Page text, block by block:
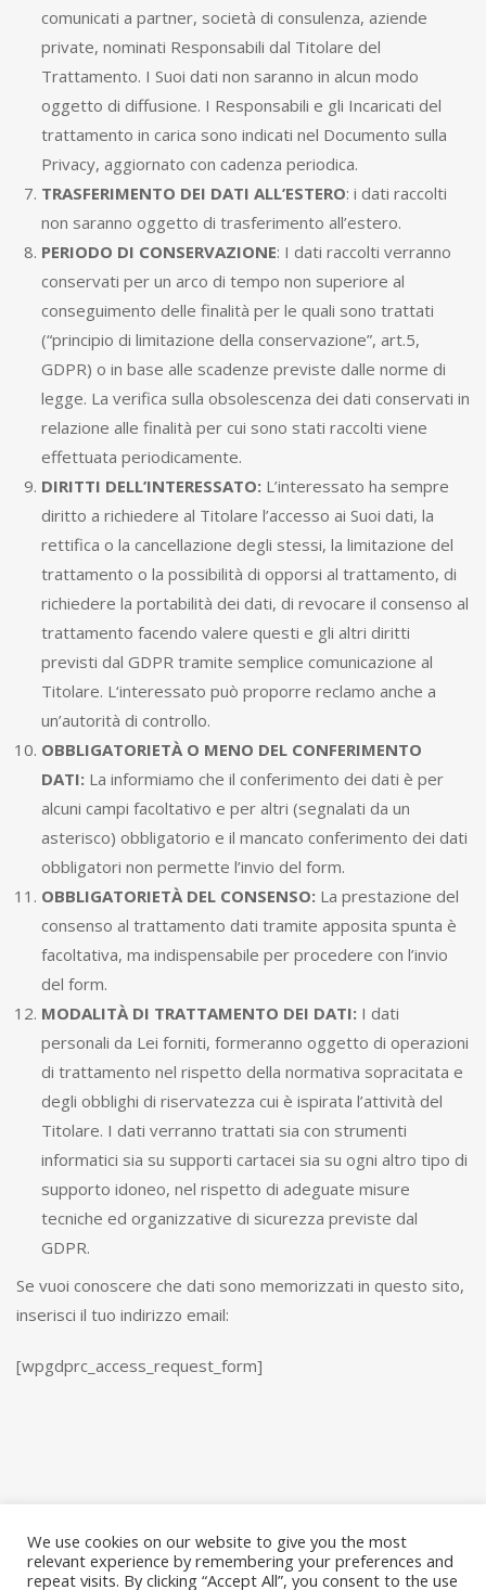
comunicati a partner, società di consulenza, aziende
private, nominati Responsabili dal Titolare del
Trattamento. I Suoi dati non saranno in alcun modo
oggetto di diffusione. I Responsabili e gli Incaricati del
trattamento in carica sono indicati nel Documento sulla
Privacy, aggiornato con cadenza periodica.
TRASFERIMENTO DEI DATI ALL’ESTERO: i dati raccolti
non saranno oggetto di trasferimento all’estero.
PERIODO DI CONSERVAZIONE: I dati raccolti verranno
conservati per un arco di tempo non superiore al
conseguimento delle finalità per le quali sono trattati
(“principio di limitazione della conservazione”, art.5,
GDPR) o in base alle scadenze previste dalle norme di
legge. La verifica sulla obsolescenza dei dati conservati in
relazione alle finalità per cui sono stati raccolti viene
effettuata periodicamente.
DIRITTI DELL’INTERESSATO:L’interessato ha sempre
diritto a richiedere al Titolare l’accesso ai Suoi dati, la
rettifica o la cancellazione degli stessi, la limitazione del
trattamento o la possibilità di opporsi al trattamento, di
richiedere la portabilità dei dati, di revocare il consenso al
trattamento facendo valere questi e gli altri diritti
previsti dal GDPR tramite semplice comunicazione al
Titolare. L‘interessato può proporre reclamo anche a
un’autorità di controllo.
OBBLIGATORIETÀ O MENO DEL CONFERIMENTO
DATI:La informiamo che il conferimento dei dati è per
alcuni campi facoltativo e per altri (segnalati da un
asterisco) obbligatorio e il mancato conferimento dei dati
obbligatori non permette l’invio del form.
OBBLIGATORIETÀ DEL CONSENSO:La prestazione del
consenso al trattamento dati tramite apposita spunta è
facoltativa, ma indispensabile per procedere con l’invio
del form.
MODALITÀ DI TRATTAMENTO DEI DATI:I dati
personali da Lei forniti, formeranno oggetto di operazioni
di trattamento nel rispetto della normativa sopracitata e
degli obblighi di riservatezza cui è ispirata l’attività del
Titolare. I dati verranno trattati sia con strumenti
informatici sia su supporti cartacei sia su ogni altro tipo di
supporto idoneo, nel rispetto di adeguate misure
tecniche ed organizzative di sicurezza previste dal
GDPR.
Se vuoi conoscere che dati sono memorizzati in questo sito,
inserisci il tuo indirizzo email:
[wpgdprc_access_request_form]
We use cookies on our website to give you the most
relevant experience by remembering your preferences and
repeat visits. By clicking “Accept All”, you consent to the use